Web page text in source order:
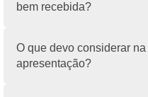
bem recebida?
O que devo considerar
apresentação?